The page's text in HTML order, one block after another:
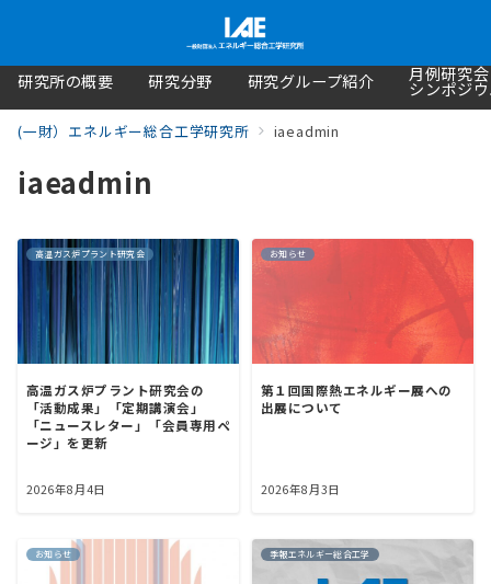
研究所の概要 研究分野 研究グループ紹介 月例研究
シンポジ
(一財）エネルギー総合工学研究所 iaeadmin
iaeadmin
高温ガス炉プラント研究会
高温ガス炉プラント研究会の
「活動成果」「定期講演会」
「ニュースレター」「会員専用ペ
ージ」を更新
2026年8月4日
お知らせ
第１回国際熱エネルギー展への
出展について
2026年8月3日
お知らせ 季報エネルギー総合工学